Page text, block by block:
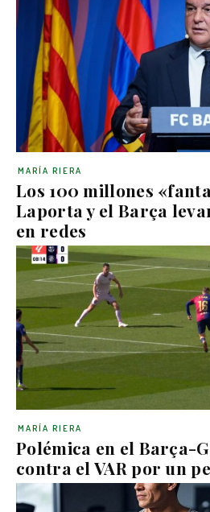
Los 100 millones
Laporta y el Barça
en redes
MARÍA RIERA
Polémica en el Barça-
contra el VAR por un
MARÍA RIERA